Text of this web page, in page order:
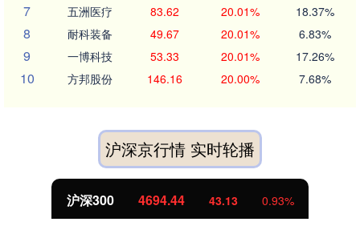
7 五洲医疗 83.62 20.01% 18.37%
8 耐科装备 49.67 20.01% 6.83%
9 一博科技 53.33 20.01% 17.26%
10 方邦股份 146.16 20.00% 7.68%
沪深京行情 实时轮播
43.13 0.93% 北证50